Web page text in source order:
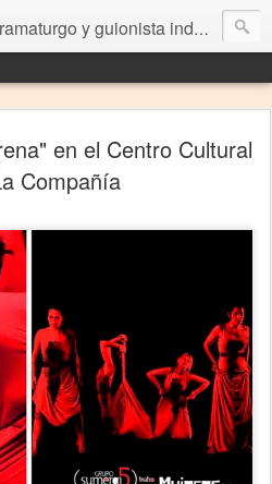
y guionista independiente
en el Centro Cultural
Compañía